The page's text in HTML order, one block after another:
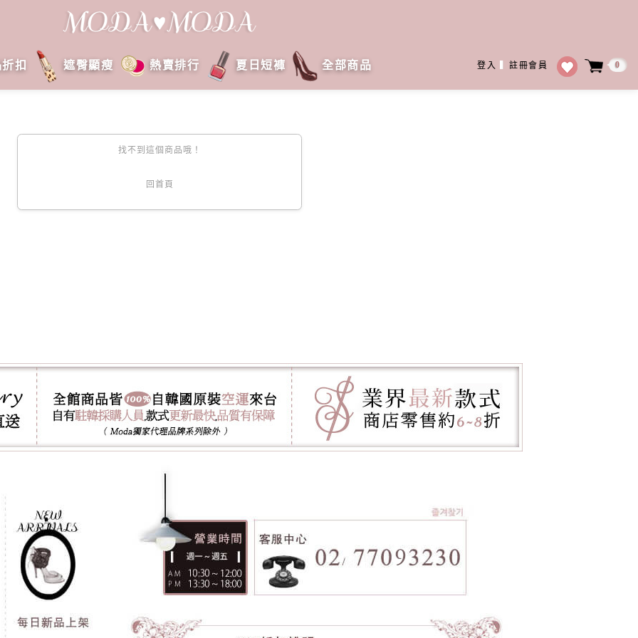
登入 註冊會員 0
扣 遮臀顯瘦 熱賣排行 夏日短褲 全部商品
找不到這個商品哦！
回首頁